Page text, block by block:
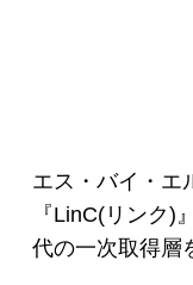
エス・バイ・エ
『LinC(リンク)
代の一次取得層